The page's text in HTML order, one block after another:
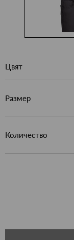
Цвят
Размер
Количество